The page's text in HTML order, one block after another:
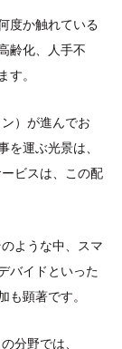
度か触れている
齢化、人手不
す。
）が進んでお
を運ぶ光景は、
ビスは、この配
ような中、スマ
バイドといった
顕著です。
分野では、